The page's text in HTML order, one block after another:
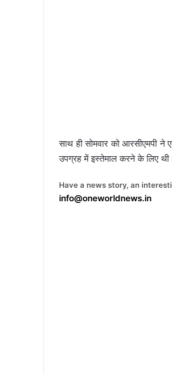
साथ ही सोमवार को आरसीएमपी ने
उपग्रह में इस्तेमाल करने के लिए
Have a news story, an
info@oneworldnews.in